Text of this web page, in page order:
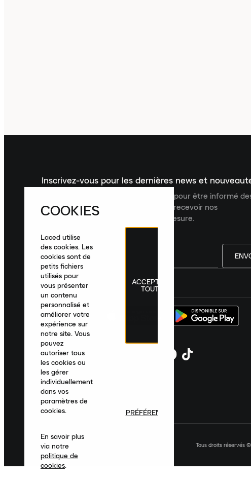
Inscrivez-vous pour les dernières news et
Inscrivez-vous à la newsletter Laced pour être informé
dernières nouveautés, collections et recevoir nos
recommandations de produits sur mesure.
France|Français
Tous droits réservés
COOKIES
Laced utilise
des cookies. Les
cookies sont de
petits fichiers
utilisés pour
vous présenter
un contenu
personnalisé et
améliorer votre
expérience sur
notre site. Vous
pouvez
autoriser tous
les cookies ou
les gérer
individuellement
dans vos
paramètres de
cookies.
En savoir plus
via notre
politique de
cookies.
ACCEPTER
TOUT
PRÉFÉRENCES